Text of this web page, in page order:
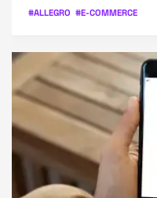
#ALLEGRO #E-COMMERCE